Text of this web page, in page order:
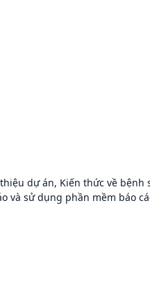
dự án, Kiến thức về bệnh
và sử dụng phần mềm báo